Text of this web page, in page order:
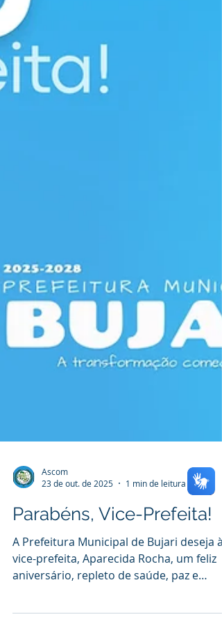
Ascom
Parabéns, Vice-Prefeita!
A Prefeitura Municipal de Bujari deseja à
vice-prefeita, Aparecida Rocha, um feliz
realizações. Que seu compromisso com